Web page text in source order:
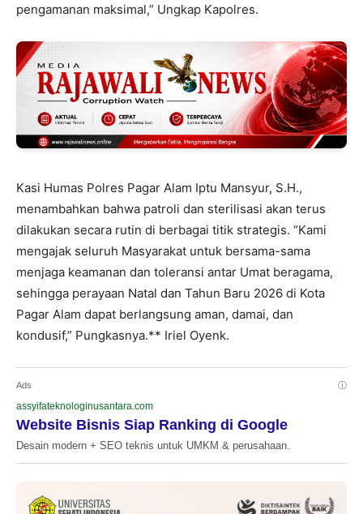
pengamanan maksimal,” Ungkap Kapolres.
Kasi Humas Polres Pagar Alam Iptu Mansyur, S.H.,
menambahkan bahwa patroli dan sterilisasi akan terus
dilakukan secara rutin di berbagai titik strategis. “Kami
mengajak seluruh Masyarakat untuk bersama-sama
menjaga keamanan dan toleransi antar Umat beragama,
sehingga perayaan Natal dan Tahun Baru 2026 di Kota
Pagar Alam dapat berlangsung aman, damai, dan
kondusif,” Pungkasnya.** Iriel Oyenk.
Ads ⓘ
assyifateknologinusantara.com
Website Bisnis Siap Ranking di Google
Desain modern + SEO teknis untuk UMKM & perusahaan.